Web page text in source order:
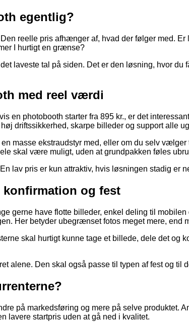
egentlig?
reelle pris afhænger af, hvad der følger med.
I hurtigt en grænse?
laveste tal på siden. Det er den løsning, hvor
med reel værdi
en photobooth starter fra 895 kr., er det
driftssikkerhed, skarpe billeder og support alle
masse ekstraudstyr med, eller om du selv
skal være muligt, uden at grundpakken føles
lav pris er kun attraktiv, hvis løsningen stadig er
og fest
gerne have flotte billeder, enkel deling til
Her betyder ubegrænset fotos meget mere, end
skal hurtigt kunne tage et billede, dele det og
alene. Den skal også passe til typen af fest og til
på markedsføring og mere på selve produktet.
lavere startpris uden at gå ned i kvalitet.